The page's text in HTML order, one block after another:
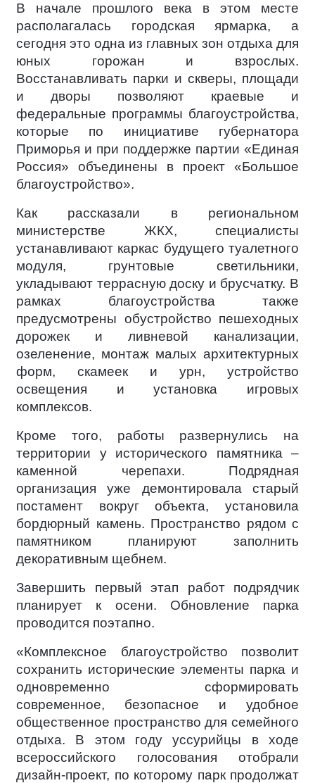
В начале прошлого века в этом месте
располагалась городская ярмарка, а
сегодня это одна из главных зон отдыха для
юных горожан и взрослых.
Восстанавливать парки и скверы, площади
и дворы позволяют краевые и
федеральные программы благоустройства,
которые по инициативе губернатора
Приморья и при поддержке партии «Единая
Россия» объединены в проект «Большое
благоустройство».
Как рассказали в региональном
министерстве ЖКХ, специалисты
устанавливают каркас будущего туалетного
модуля, грунтовые светильники,
укладывают террасную доску и брусчатку. В
рамках благоустройства также
предусмотрены обустройство пешеходных
дорожек и ливневой канализации,
озеленение, монтаж малых архитектурных
форм, скамеек и урн, устройство
освещения и установка игровых
комплексов.
Кроме того, работы развернулись на
территории у исторического памятника –
каменной черепахи. Подрядная
организация уже демонтировала старый
постамент вокруг объекта, установила
бордюрный камень. Пространство рядом с
памятником планируют заполнить
декоративным щебнем.
Завершить первый этап работ подрядчик
планирует к осени. Обновление парка
проводится поэтапно.
«Комплексное благоустройство позволит
сохранить исторические элементы парка и
одновременно сформировать
современное, безопасное и удобное
общественное пространство для семейного
отдыха. В этом году уссурийцы в ходе
всероссийского голосования отобрали
дизайн-проект, по которому парк продолжат